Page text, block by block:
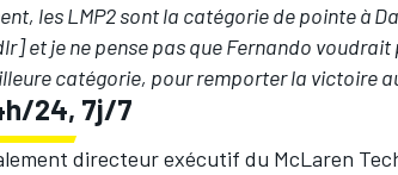
les LMP2 sont la catégorie de pointe à
et je ne pense pas que Fernando
catégorie, pour remporter la victoire
24, 7j/7
directeur exécutif du McLaren